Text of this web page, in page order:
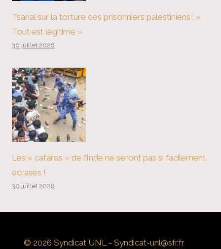
Tsahal sur la torture des prisonniers palestiniens : «
Tout est légitime »
30 juillet 2026
Les « cafards » de l’Inde ne seront pas si facilement
écrasés !
30 juillet 2026
© 2026 Syndicat UNL - Syndicat-unl@sfr.fr